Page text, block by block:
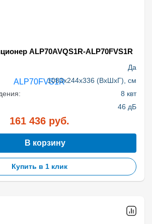
ALP70AVQS1R-ALP70FVS1R
Да
1083x244x336 (ВхШхГ), см
8 квт
46 дБ
161 436руб.
В корзину
Купить в 1 клик